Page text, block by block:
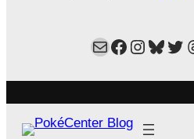
MailFacebook